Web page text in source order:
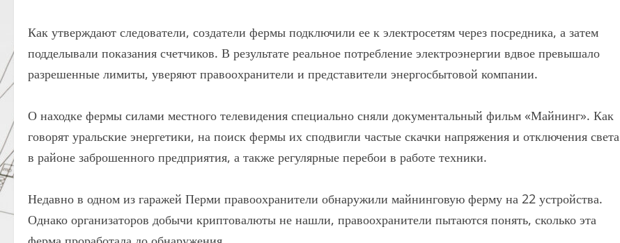
Как утверждают следователи, создатели фермы подключили ее к электросетям через посредника, а затем
подделывали показания счетчиков. В результате реальное потребление электроэнергии вдвое превышало
разрешенные лимиты, уверяют правоохранители и представители энергосбытовой компании.
О находке фермы силами местного телевидения специально сняли документальный фильм «Майнинг». Как
говорят уральские энергетики, на поиск фермы их сподвигли частые скачки напряжения и отключения света
в районе заброшенного предприятия, а также регулярные перебои в работе техники.
Недавно в одном из гаражей Перми правоохранители обнаружили майнинговую ферму на 22 устройства.
Однако организаторов добычи криптовалюты не нашли, правоохранители пытаются понять, сколько эта